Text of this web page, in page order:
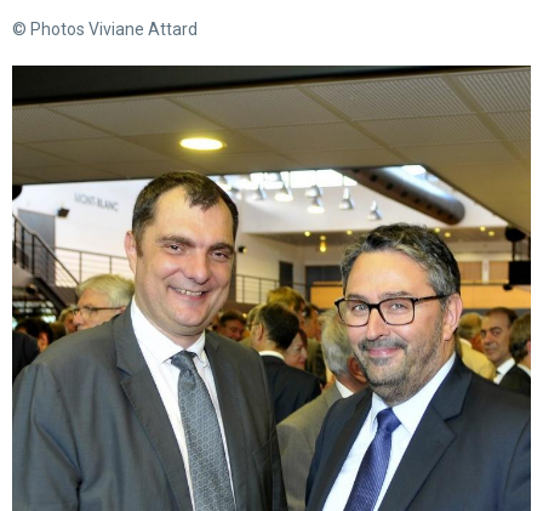
© Photos Viviane Attard